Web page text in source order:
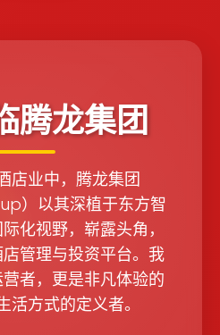
腾龙集团
店业中，腾龙集团
）以其深植于东方智
化视野，崭露头角，
管理与投资平台。我
者，更是非凡体验的
活方式的定义者。